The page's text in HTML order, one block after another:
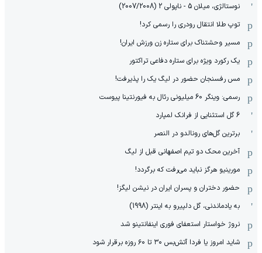
نوستالژی، میلان 5 - ناپولی 2 (2007/2008)
توپ طلا انتقال رودری را رسمی کرد!
مسیر وحشتناک برای ستاره زن ورزش ایران!
یک رکورد ویژه برای ستاره دفاعی تراکتور
مس رفسنجان حضور در لیگ یک را پذیرفت!
رسمی: وینگر 60 میلیونی رئال به فیورنتینا پیوست
6 گل استثنایی از فرانک لمپارد
برترین گل‌های رونالدو در النصر
آخرین محک دو تیم اصفهانی قبل از لیگ
مورینیو هرگز نباید می‌رفت که برگردد!
حضور دختران و پسران ایران در نیشن لیگز!
به یادماندنی، گل دلپیرو به اینتر (1998)
نروژ خواستار استعفای فوری اینفانتینو شد
شاید امروز یا فردا آتش‌بس ۳۰ تا ۶۰ روزه برقرار شود